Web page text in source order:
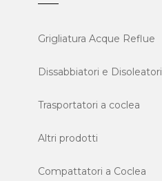
Grigliatura Acque Reflue
Dissabbiatori e Disoleatori
Trasportatori a coclea
Altri prodotti
Compattatori a Coclea